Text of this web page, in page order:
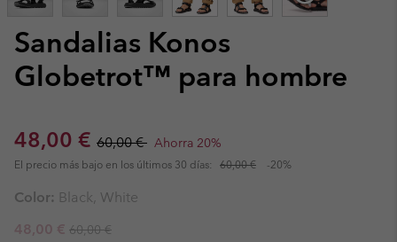
Sandalias Konos
Globetrot™ para hombre
Sale price:
48,00 € Regular price:
60,00 € Ahorra 20%
El precio más bajo en los últimos 30 días: 60,00 € -20%
Color: Black, White
Sale price:
48,00 € Regular price:
60,00 €